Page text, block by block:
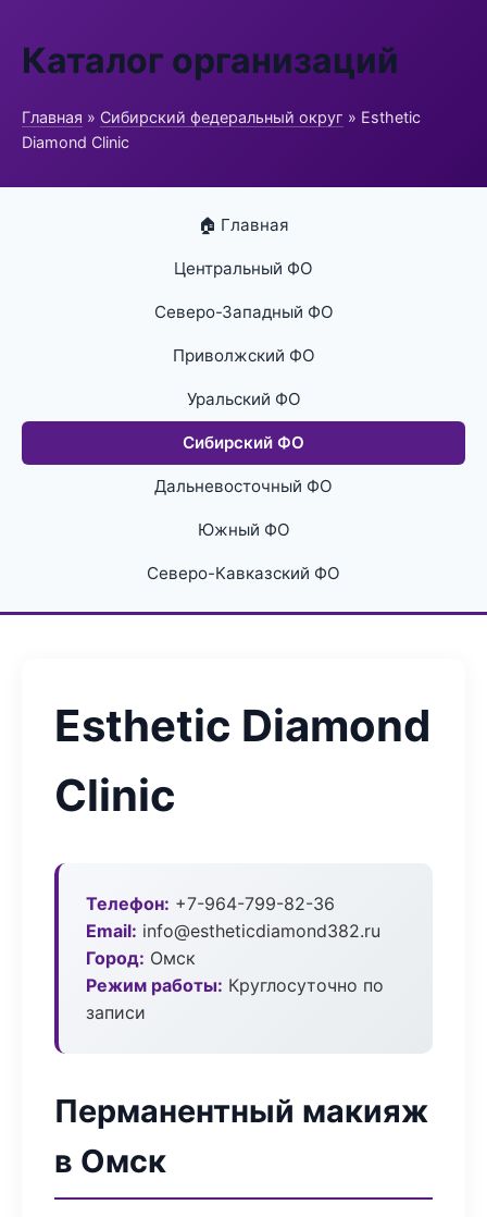
Каталог организаций
Главная » Сибирский федеральный округ » Esthetic
Diamond Clinic
🏠 Главная
Центральный ФО
Северо-Западный ФО
Приволжский ФО
Уральский ФО
Сибирский ФО
Дальневосточный ФО
Южный ФО
Северо-Кавказский ФО
Esthetic Diamond
Clinic
Телефон: +7-964-799-82-36
Email: info@estheticdiamond382.ru
Город: Омск
Режим работы: Круглосуточно по
записи
Перманентный макияж
в Омск